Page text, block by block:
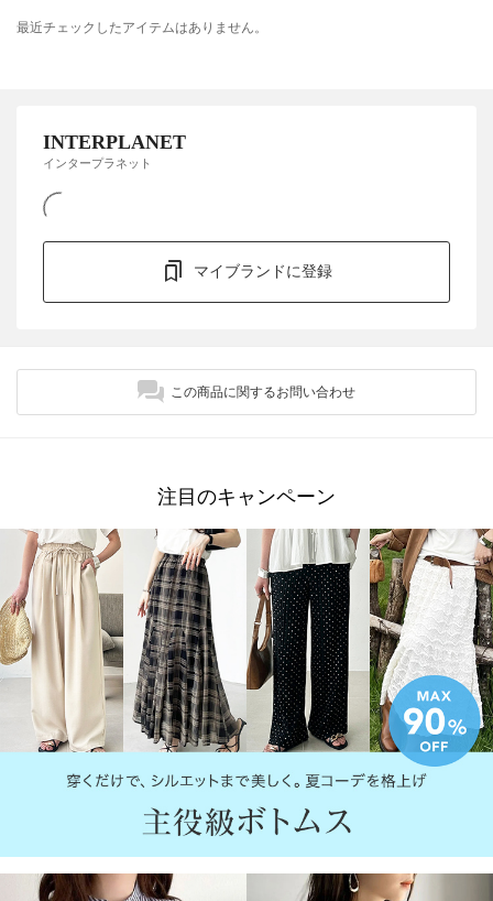
最近チェックしたアイテムはありません。
INTERPLANET
インタープラネット
マイブランドに登録
この商品に関するお問い合わせ
注目のキャンペーン